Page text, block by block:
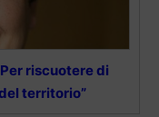
riscuotere di
territorio”